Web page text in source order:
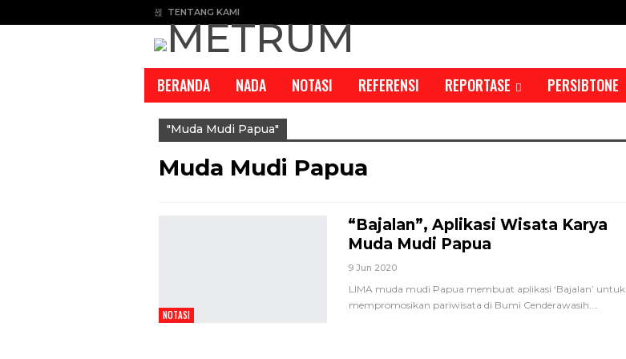
TENTANG KAMI
BERANDA NADA NOTASI REFERENSI REPORTASE PERSIBTONE
"muda Mudi Papua"
Muda Mudi Papua
NOTASI
“Bajalan”, Aplikasi Wisata Karya
Muda Mudi Papua
9 Jun 2020
LIMA muda mudi Papua membuat aplikasi ‘Bajalan’ untuk
mempromosikan pariwisata di Bumi Cenderawasih.